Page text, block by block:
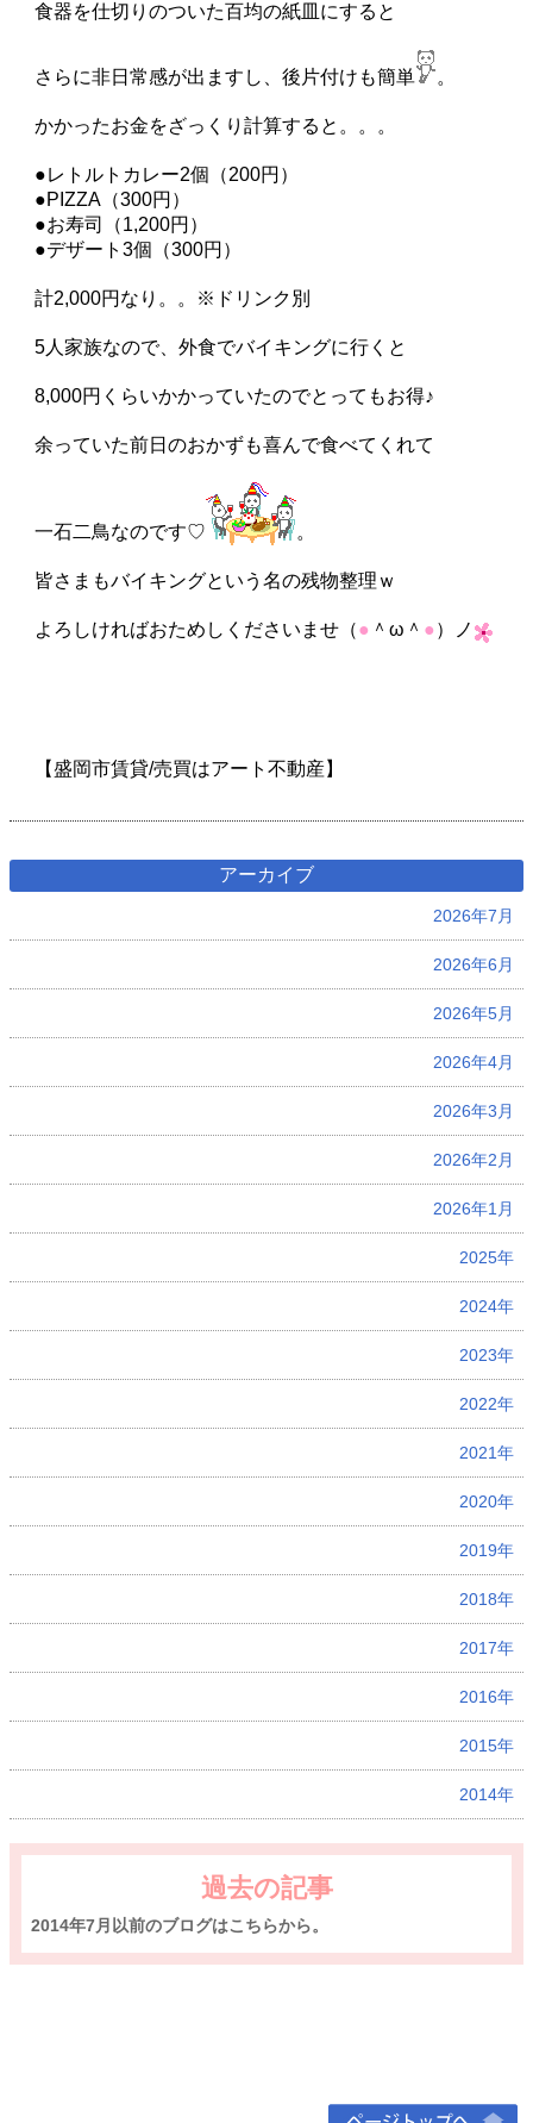
食器を仕切りのついた百均の紙皿にすると
さらに非日常感が出ますし、後片付けも簡単 。
かかったお金をざっくり計算すると。。。
●レトルトカレー2個（200円）
●PIZZA（300円）
●お寿司（1,200円）
●デザート3個（300円）
計2,000円なり。。※ドリンク別
5人家族なので、外食でバイキングに行くと
8,000円くらいかかっていたのでとってもお得♪
余っていた前日のおかずも喜んで食べてくれて
一石二鳥なのです♡ 。
皆さまもバイキングという名の残物整理ｗ
よろしければおためしくださいませ（● ＾ω＾ ●）ノ
【盛岡市賃貸/売買はアート不動産】
アーカイブ
2026年7月
2026年6月
2026年5月
2026年4月
2026年3月
2026年2月
2026年1月
2025年
2024年
2023年
2022年
2021年
2020年
2019年
2018年
2017年
2016年
2015年
2014年
過去の記事
2014年7月以前のブログはこちらから。